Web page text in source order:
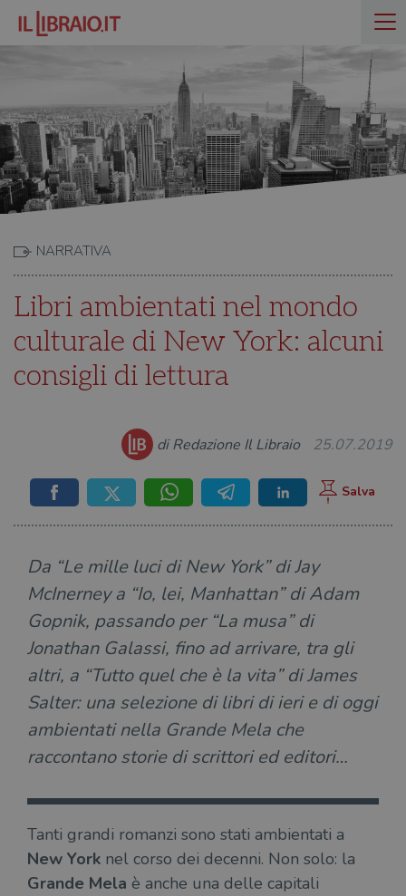
NARRATIVA
Libri ambientati nel mondo
culturale di New York: alcuni
consigli di lettura
di Redazione Il Libraio 25.07.2019
Da “Le mille luci di New York” di Jay
McInerney a “Io, lei, Manhattan” di Adam
Gopnik, passando per “La musa” di
Jonathan Galassi, fino ad arrivare, tra gli
altri, a “Tutto quel che è la vita” di James
Salter: una selezione di libri di ieri e di oggi
ambientati nella Grande Mela che
raccontano storie di scrittori ed editori…
Tanti grandi romanzi sono stati ambientati a
New York nel corso dei decenni. Non solo: la
Grande Mela è anche una delle capitali